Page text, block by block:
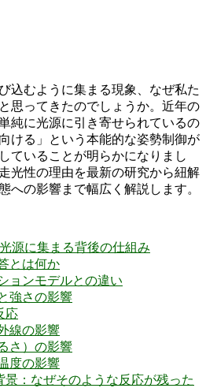
込むように集まる現象、なぜ私た
思ってきたのでしょうか。近年の
純に光源に引き寄せられているの
ける」という本能的な姿勢制御が
ていることが明らかになりまし
光性の理由を最新の研究から紐解
への影響まで幅広く解説します。
源に集まる背後の仕組み
とは何か
ョンモデルとの違い
強さの影響
応
線の影響
さ）の影響
度の影響
景：なぜそのような反応が残った